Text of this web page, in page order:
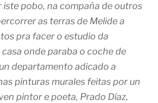
iste pobo, na compaña de outros
as terras de Melide a
pra facer o estudio da
onde paraba o coche de
departamento adicado a
pinturas murales feitas por un
pintor e poeta, Prado Díaz,